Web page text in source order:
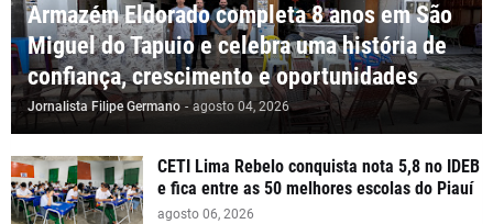
Armazém Eldorado completa 8 anos em São
Miguel do Tapuio e celebra uma história de
confiança, crescimento e oportunidades
Jornalista Filipe Germano - agosto 04, 2026
CETI Lima Rebelo conquista nota 5,8 no IDEB
e fica entre as 50 melhores escolas do Piauí
agosto 06, 2026